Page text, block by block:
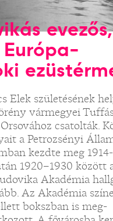
evezős,
Elek születésének
vármegyei
csatolták.
a Petrozsényi
kezdte meg
1920–1930 között
Akadémia
Az Akadémia
bokszban is meg-